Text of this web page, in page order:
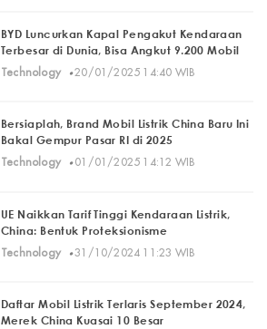
BYD Luncurkan Kapal Pengakut Kendaraan
Terbesar di Dunia, Bisa Angkut 9.200 Mobil
Technology
· 20/01/2025 14:40 WIB
Bersiaplah, Brand Mobil Listrik China Baru Ini
Bakal Gempur Pasar RI di 2025
Technology
· 01/01/2025 14:12 WIB
UE Naikkan Tarif Tinggi Kendaraan Listrik,
China: Bentuk Proteksionisme
Technology
· 31/10/2024 11:23 WIB
Daftar Mobil Listrik Terlaris September 2024,
Merek China Kuasai 10 Besar